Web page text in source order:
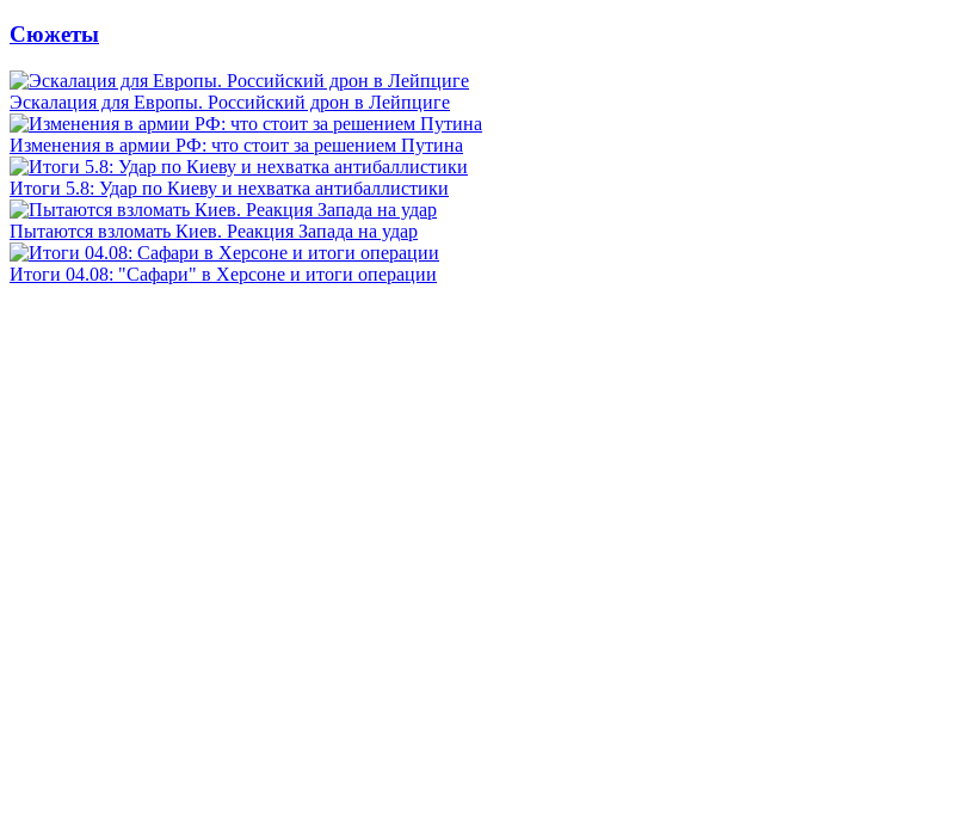
Сюжеты
Эскалация для Европы. Российский дрон в Лейпциге
Изменения в армии РФ: что стоит за решением Путина
Итоги 5.8: Удар по Киеву и нехватка антибаллистики
Пытаются взломать Киев. Реакция Запада на удар
Итоги 04.08: "Сафари" в Херсоне и итоги операции